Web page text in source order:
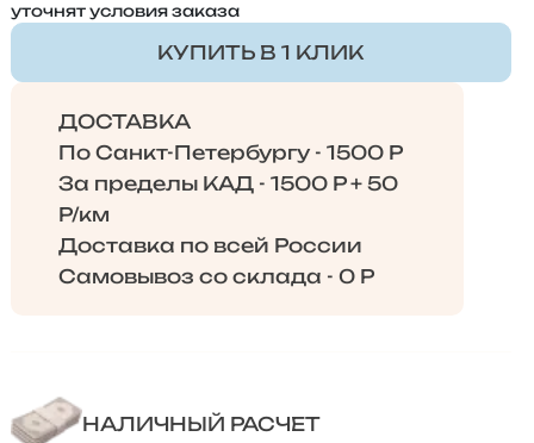
уточнят условия заказа
КУПИТЬ В 1 КЛИК
ДОСТАВКА
По Санкт-Петербургу - 1500 Р
За пределы КАД - 1500 Р + 50
Р/км
Доставка по всей России
Самовывоз со склада - 0 Р
НАЛИЧНЫЙ РАСЧЕТ